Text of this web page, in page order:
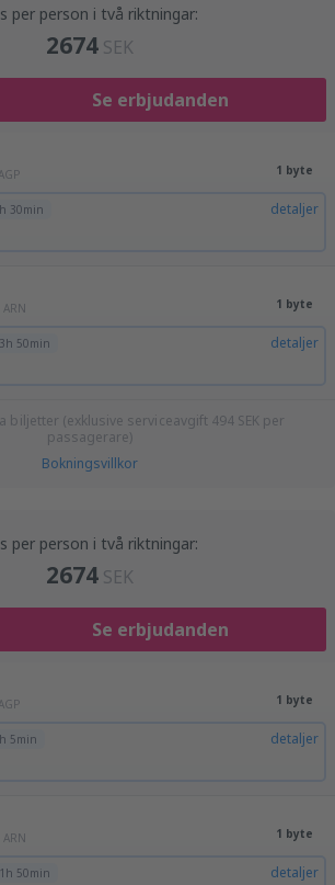
per person i två riktningar:
2674 SEK
Se erbjudanden
1 byte
30min detaljer
ARN 1 byte
50min detaljer
biljetter (exklusive serviceavgift 494 SEK per
passagerare)
Bokningsvillkor
per person i två riktningar:
2674 SEK
Se erbjudanden
1 byte
5min detaljer
ARN 1 byte
50min detaljer